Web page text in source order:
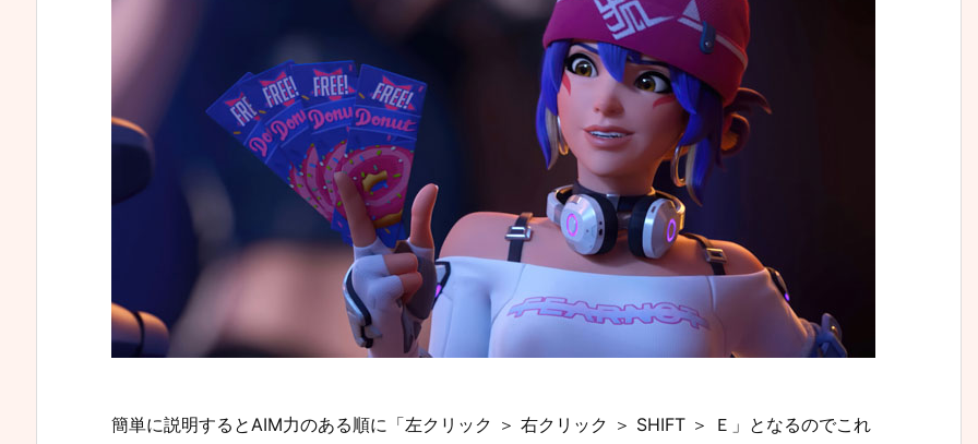
簡単に説明するとAIM力のある順に「左クリック ＞ 右クリック ＞ SHIFT ＞ Ｅ」となるのでこれ